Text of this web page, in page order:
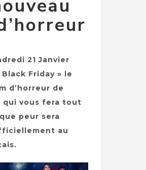
21 Janvier
Friday » le
d’horreur de
qui vous fera tout
peur sera
au